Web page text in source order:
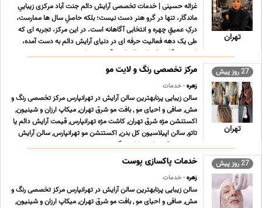
تهران
غزاله حسینی | خدمات تخصصی آرایش دائم جنت آباد مرکزی زیباییِ
ماندگار، تنها در گرو هنر دست نیست؛ بلکه حاصلِ سال ها ممارست،
درکِ عمیقِ چهره و انتخابی آگاهانه است. در این مرکز، تجربه ای که
طی یک دهه فعالیت حرفه ای در دنیای آرایش دائم به دست آمده،
امروز در قالب خدماتی ظریف، دقیق و منط ... ...
27 روز پیش
تهران
مرکز تخصصی رنگ و لایت مو
زهره- خدمات
سالن زیبایی پرنابهترین سالن آرایش در تهرانپارس مرکز تخصصی رنگ و
مش, صافی و احیای مو , بافت مو شرق تهران, میکاپ ارزان و شینیون,
اکستنشن مژه شرق تهران, کاشت مژه تهرانپارس, قیمت آرایش دائم یا
تاتو, سالن اپیلاسیون کل بدن, اکستنشن مو تهرانپارس, سالن آرایش
عروس شرق تهران, میکاپ و گریم ... ...
27 روز پیش خدمات پاکسازی پوست
زهره- خدمات
سالن زیبایی پرنابهترین سالن آرایش در تهرانپارس مرکز تخصصی رنگ و
مش, صافی و احیای مو , بافت مو شرق تهران, میکاپ ارزان و شینیون,